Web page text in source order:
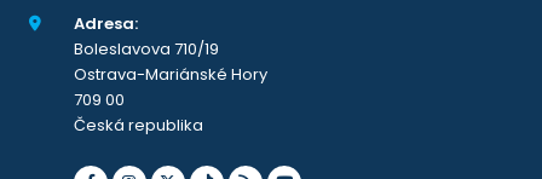
Adresa:
Boleslavova 710/19
Ostrava-Mariánské Hory
709 00
Česká republika